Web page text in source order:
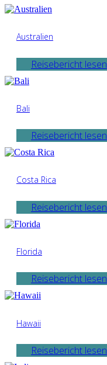
Australien
Reisebericht lesen
Bali
Reisebericht lesen
Costa Rica
Reisebericht lesen
Florida
Reisebericht lesen
Hawaii
Reisebericht lesen